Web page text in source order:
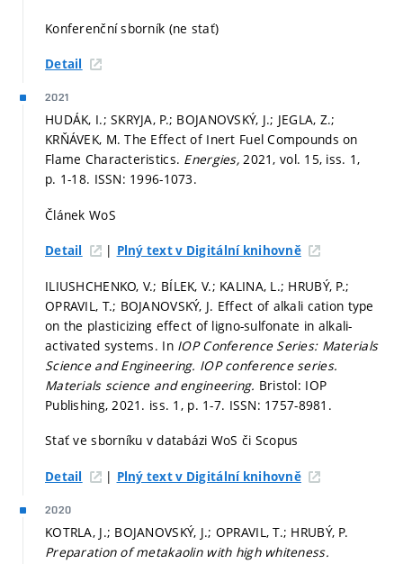
Konferenční sborník (ne stať)
Detail
2021
HUDÁK, I.; SKRYJA, P.; BOJANOVSKÝ, J.; JEGLA, Z.;
KRŇÁVEK, M. The Effect of Inert Fuel Compounds on
Flame Characteristics. Energies,2021, vol. 15, iss. 1,
p. 1-18. ISSN: 1996-1073.
Článek WoS
Detail | Plný text v Digitální knihovně
ILIUSHCHENKO, V.; BÍLEK, V.; KALINA, L.; HRUBÝ, P.;
OPRAVIL, T.; BOJANOVSKÝ, J. Effect of alkali cation type
on the plasticizing effect of ligno-sulfonate in alkali-
activated systems. In IOP Conference Series: Materials
Science and Engineering. IOP conference series.
Materials science and engineering. Bristol: IOP
Publishing, 2021. iss. 1, p. 1-7. ISSN: 1757-8981.
Stať ve sborníku v databázi WoS či Scopus
Detail | Plný text v Digitální knihovně
2020
KOTRLA, J.; BOJANOVSKÝ, J.; OPRAVIL, T.; HRUBÝ, P.
Preparation of metakaolin with high whiteness.